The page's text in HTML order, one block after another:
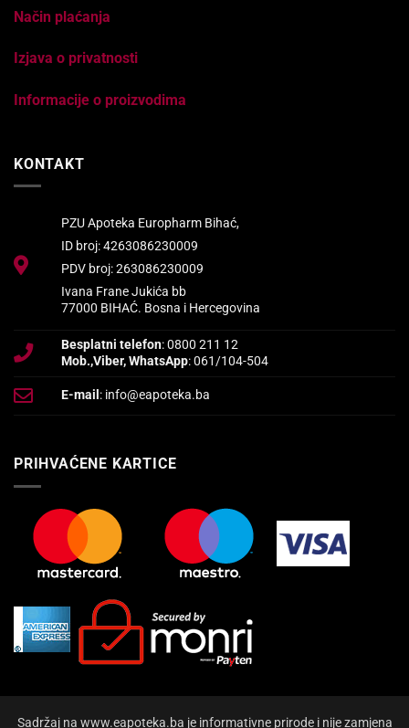
Način plaćanja
Izjava o privatnosti
Informacije o proizvodima
KONTAKT
PZU Apoteka Europharm Bihać,
ID broj: 4263086230009
PDV broj: 263086230009
Ivana Frane Jukića bb
77000 BIHAĆ. Bosna i Hercegovina
Besplatni telefon: 0800 211 12
Mob.,Viber, WhatsApp: 061/104-504
E-mail: info@eapoteka.ba
PRIHVAĆENE KARTICE
Sadržaj na www.eapoteka.ba je informativne prirode i nije zamjena